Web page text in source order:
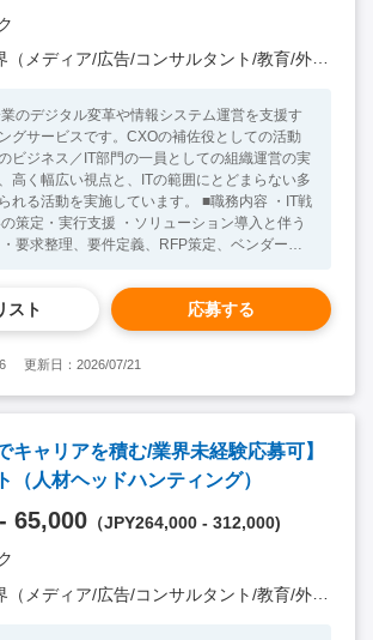
ィア/広告/コンサルタント/教育/外食/飲食/美容/娯楽/士業 他）
業のデジタル変革や情報システム運営を支援す
グサービスです。CXOの補佐役としての活動
ビジネス／IT部門の一員としての組織運営の実
高く幅広い視点と、ITの範囲にとどまらない多
れる活動を実施しています。 ■職務内容 ・IT戦
策定・実行支援 ・ソリューション導入と伴う
要求整理、要件定義、RFP策定、ベンダー調
発見可能な指標と分析スキル ・提案書や企画
ど、顧客の訴求できるドキュメント作成能力
ャーとして顧客をリードできる能力） ・PCス
Excel、Power Point） ・チームワークを重視
海外での勤務経験 ・東南アジアの人のマネジメ
スト 応募する
更新日：2026/07/21
キャリアを積む/業界未経験応募可】
（人材ヘッドハンティング）
65,000 （JPY264,000 - 312,000)
ィア/広告/コンサルタント/教育/外食/飲食/美容/娯楽/士業 他）